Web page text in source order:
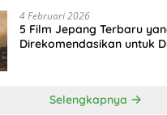
4 Februari 2026
5 Film Jepang Terbaru
Direkomendasikan untuk
Selengkapnya